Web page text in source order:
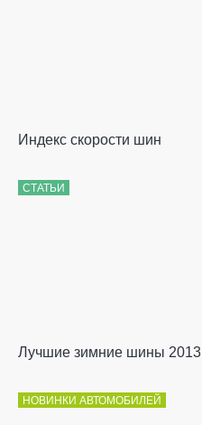
Индекс скорости шин
СТАТЬИ
Лучшие зимние шины 2013
НОВИНКИ АВТОМОБИЛЕЙ